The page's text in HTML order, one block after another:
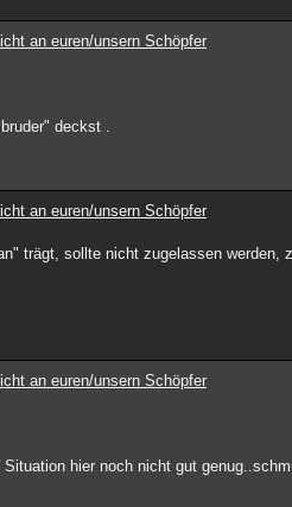
an euren/unsern Schöpfer
deckst .
an euren/unsern Schöpfer
trägt, sollte nicht zugelassen
an euren/unsern Schöpfer
hier noch nicht gut